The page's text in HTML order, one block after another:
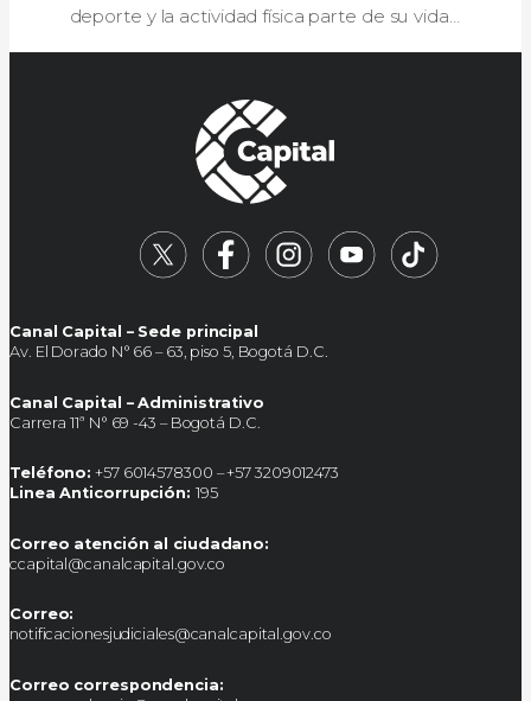
deporte y la actividad física parte de su vida
Canal Capital – Sede principal
Av. El Dorado N° 66 – 63, piso 5, Bogotá D.C.
Canal Capital – Administrativo
Carrera 11ª N° 69 -43 – Bogotá D.C.
Teléfono: +57 6014578300 – +57 3209012473
Linea Anticorrupción: 195
Correo atención al ciudadano:
ccapital@canalcapital.gov.co
Correo:
notificacionesjudiciales@canalcapital.gov.co
Correo correspondencia: